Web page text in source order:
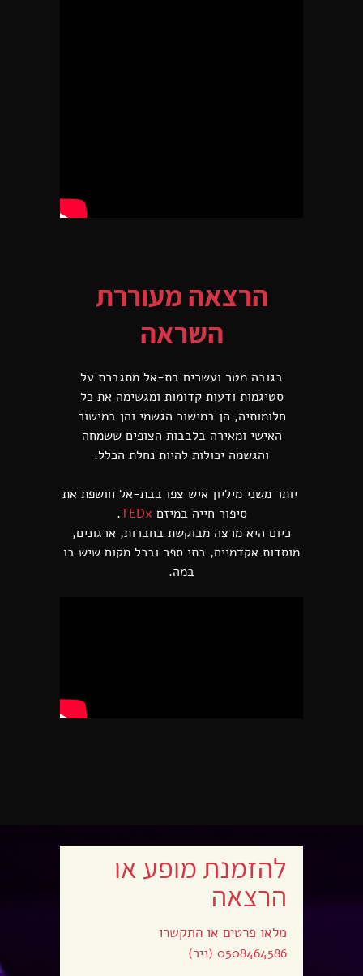
הרצאה מעוררת
השראה
בגובה מטר ועשרים בת-אל מתגברת על
סטיגמות ודעות קדומות ומגשימה את כל
חלומותיה, הן במישור הגשמי והן במישור
האישי ומאירה בלבבות הצופים ששמחה
והגשמה יכולות להיות נחלת הכלל.
יותר משני מיליון איש צפו בבת-אל חושפת את
סיפור חייה במיזם TEDx
.
כיום היא מרצה מבוקשת בחברות, ארגונים,
מוסדות אקדמיים, בתי ספר ובכל מקום שיש בו
במה.
להזמנת מופע או
הרצאה
מלאו פרטים או התקשרו
0508464586 (ניר)